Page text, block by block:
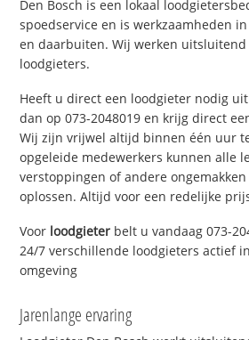
Den Bosch is een lokaal
spoedservice en is werkzaamheden
en daarbuiten. Wij werken
loodgieters.
Heeft u direct een loodgieter nodig uit
dan op 073-2048019 en krijg direct
Wij zijn vrijwel altijd binnen één uur
opgeleide medewerkers kunnen alle
verstoppingen of andere
oplossen. Altijd voor een redelijke
Voor loodgieter belt u vandaag 073-
24/7 verschillende loodgieters actief
omgeving
Jarenlange ervaring